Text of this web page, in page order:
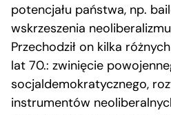
potencjału państwa, np.
wskrzeszenia
Przechodził on kilka
lat 70.: zwinięcie
socjaldemokratycznego,
instrumentów